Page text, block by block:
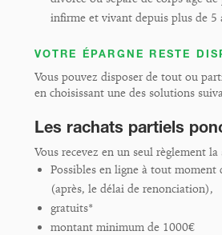
infirme et vivant depuis plus de 5
VOTRE ÉPARGNE RESTE
Vous pouvez disposer de tout ou
en choisissant une des solutions
Les rachats partiels
Vous recevez en un seul règlement la
Possibles en ligne à tout moment
(après, le délai de renonciation),
gratuits*
montant minimum de 1000€